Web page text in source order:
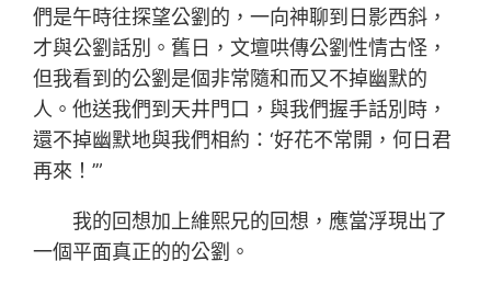
們是午時往探望公劉的，一向神聊到日影西斜，
才與公劉話別。舊日，文壇哄傳公劉性情古怪，
但我看到的公劉是個非常隨和而又不掉幽默的
人。他送我們到天井門口，與我們握手話別時，
還不掉幽默地與我們相約：‘好花不常開，何日君
再來！’”
我的回想加上維熙兄的回想，應當浮現出了
一個平面真正的的公劉。